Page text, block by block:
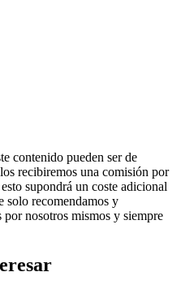
contenido pueden ser de
recibiremos una comisión por
supondrá un coste adicional
solo recomendamos y
nosotros mismos y siempre